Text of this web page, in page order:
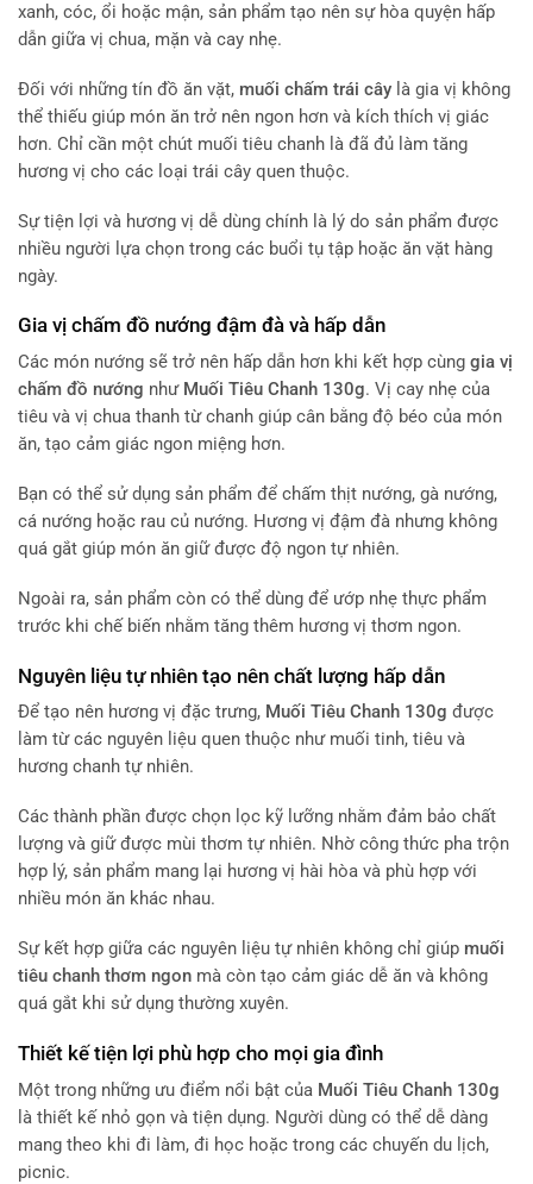
xanh, cóc, ổi hoặc mận, sản phẩm tạo nên sự hòa quyện hấp
dẫn giữa vị chua, mặn và cay nhẹ.
Đối với những tín đồ ăn vặt, muối chấm trái cây là gia vị không
thể thiếu giúp món ăn trở nên ngon hơn và kích thích vị giác
hơn. Chỉ cần một chút muối tiêu chanh là đã đủ làm tăng
hương vị cho các loại trái cây quen thuộc.
Sự tiện lợi và hương vị dễ dùng chính là lý do sản phẩm được
nhiều người lựa chọn trong các buổi tụ tập hoặc ăn vặt hàng
ngày.
Gia vị chấm đồ nướng đậm đà và hấp dẫn
Các món nướng sẽ trở nên hấp dẫn hơn khi kết hợp cùng gia vị
chấm đồ nướng như Muối Tiêu Chanh 130g. Vị cay nhẹ của
tiêu và vị chua thanh từ chanh giúp cân bằng độ béo của món
ăn, tạo cảm giác ngon miệng hơn.
Bạn có thể sử dụng sản phẩm để chấm thịt nướng, gà nướng,
cá nướng hoặc rau củ nướng. Hương vị đậm đà nhưng không
quá gắt giúp món ăn giữ được độ ngon tự nhiên.
Ngoài ra, sản phẩm còn có thể dùng để ướp nhẹ thực phẩm
trước khi chế biến nhằm tăng thêm hương vị thơm ngon.
Nguyên liệu tự nhiên tạo nên chất lượng hấp dẫn
Để tạo nên hương vị đặc trưng, Muối Tiêu Chanh 130g được
làm từ các nguyên liệu quen thuộc như muối tinh, tiêu và
hương chanh tự nhiên.
Các thành phần được chọn lọc kỹ lưỡng nhằm đảm bảo chất
lượng và giữ được mùi thơm tự nhiên. Nhờ công thức pha trộn
hợp lý, sản phẩm mang lại hương vị hài hòa và phù hợp với
nhiều món ăn khác nhau.
Sự kết hợp giữa các nguyên liệu tự nhiên không chỉ giúp muối
tiêu chanh thơm ngon mà còn tạo cảm giác dễ ăn và không
quá gắt khi sử dụng thường xuyên.
Thiết kế tiện lợi phù hợp cho mọi gia đình
Một trong những ưu điểm nổi bật của Muối Tiêu Chanh 130g
là thiết kế nhỏ gọn và tiện dụng. Người dùng có thể dễ dàng
mang theo khi đi làm, đi học hoặc trong các chuyến du lịch,
picnic.